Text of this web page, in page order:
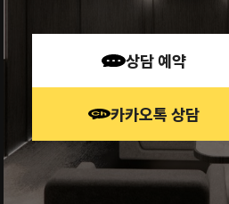
상담 예약
카카오톡 상담